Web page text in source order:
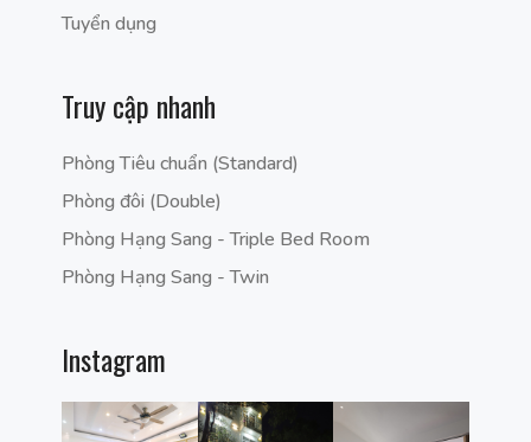
Tuyển dụng
Truy cập nhanh
Phòng Tiêu chuẩn (Standard)
Phòng đôi (Double)
Phòng Hạng Sang - Triple Bed Room
Phòng Hạng Sang - Twin
Instagram